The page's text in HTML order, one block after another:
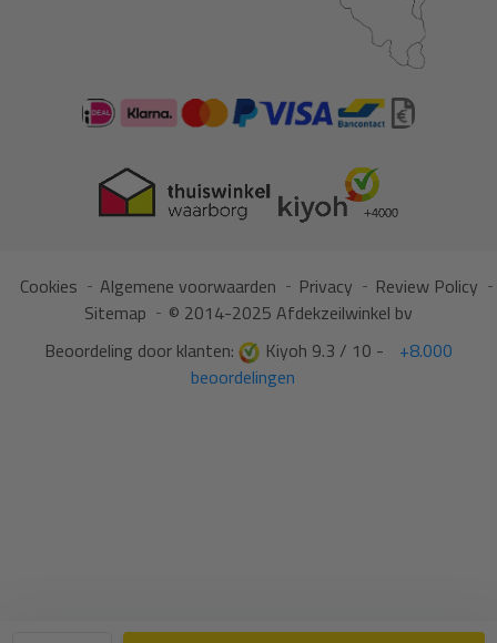
Cookies Algemene voorwaarden Privacy
Review Policy
Sitemap
© 2014-2025 Afdekzeilwinkel bv
Beoordeling door klanten:
Kiyoh 9.3 / 10 -
+8.000
beoordelingen